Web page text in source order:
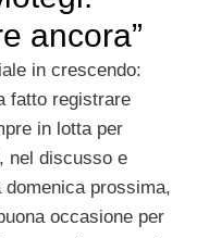
ancora”
in crescendo:
fatto registrare
in lotta per
, nel discusso e
prossima,
occasione per